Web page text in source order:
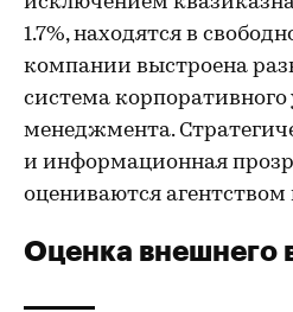
1.7%, находятся в
компании выстроена
система
менеджмента.
и информационная
оцениваются
Оценка внешнего